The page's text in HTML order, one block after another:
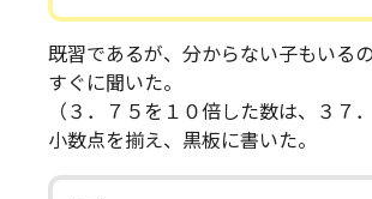
既習であるが、分からない子もいる
すぐに聞いた。
（３．７５を１０倍した数は、３７．
小数点を揃え、黒板に書いた。